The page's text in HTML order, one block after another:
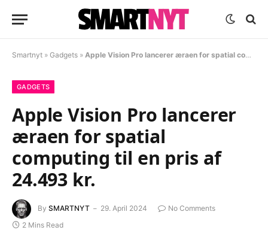
Smartnyt » Gadgets » Apple Vision Pro lancerer æraen for spatial computing til en pris af 24.493 kr.
GADGETS
Apple Vision Pro lancerer
æraen for spatial
computing til en pris af
24.493 kr.
By SMARTNYT 29. April 2024
No Comments
2 Mins Read